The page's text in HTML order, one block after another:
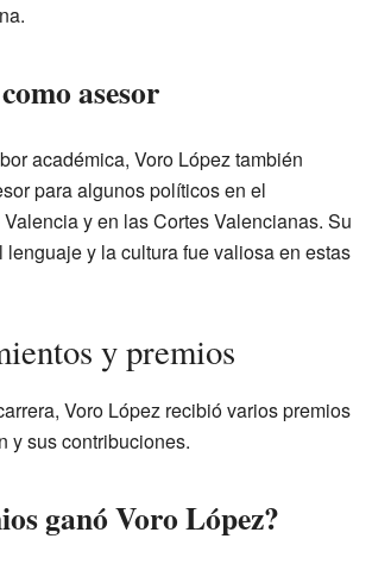
asesor
académica, Voro López también
para algunos políticos en el
y en las Cortes Valencianas. Su
y la cultura fue valiosa en estas
y premios
Voro López recibió varios premios
y sus contribuciones.
ganó Voro López?